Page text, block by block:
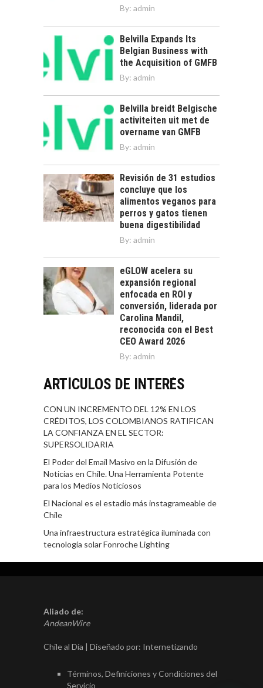
By: admin
Belvilla Expands Its
Belgian Business with
the Acquisition of GMFB
By: admin
Belvilla breidt Belgische
activiteiten uit met de
overname van GMFB
By: admin
Revisión de 31 estudios
concluye que los
alimentos veganos para
perros y gatos tienen
buena digestibilidad
By: admin
eGLOW acelera su
expansión regional
enfocada en ROI y
conversión, liderada por
Carolina Mandil,
reconocida con el Best
CEO Award 2026
By: admin
ARTÍCULOS DE INTERÉS
CON UN INCREMENTO DEL 12% EN LOS
CRÉDITOS, LOS COLOMBIANOS RATIFICAN
LA CONFIANZA EN EL SECTOR:
SUPERSOLIDARIA
El Poder del Email Masivo en la Difusión de
Noticias en Chile. Una Herramienta Potente
para los Medios Noticiosos
El Nacional es el estadio más instagrameable de
Chile
Una infraestructura estratégica iluminada con
tecnología solar Fonroche Lighting
Aliado de:
AndeanWire
Chile al Día | Diseñado por: Internetizando
Términos, Definiciones y Condiciones del
Servicio